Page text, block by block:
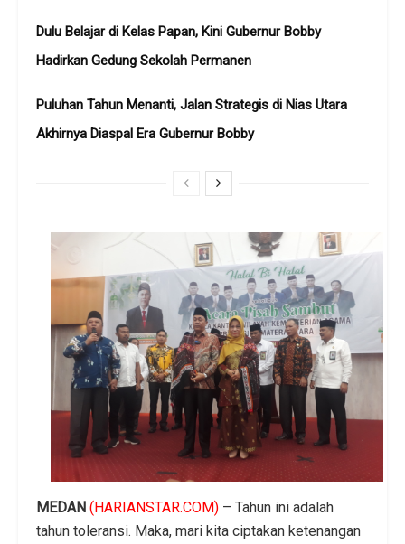
Dulu Belajar di Kelas Papan, Kini Gubernur Bobby
Hadirkan Gedung Sekolah Permanen
Puluhan Tahun Menanti, Jalan Strategis di Nias Utara
Akhirnya Diaspal Era Gubernur Bobby
MEDAN (HARIANSTAR.COM) – Tahun ini adalah
tahun toleransi. Maka, mari kita ciptakan ketenangan